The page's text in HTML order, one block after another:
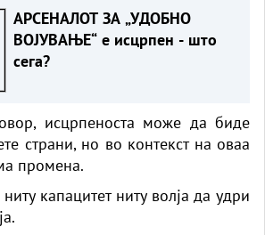
АРСЕНАЛОТ ЗА „УДОБНО
ВОЈУВАЊЕ“ е исцрпен - што
сега?
исцрпеноста може да биде
страни, но во контекст на оваа
промена.
капацитет ниту волја да удри